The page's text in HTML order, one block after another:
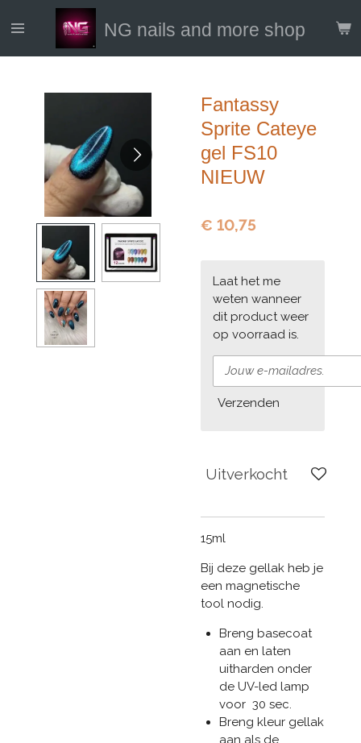
direct
NG nails and more shop
Fantassy
Sprite Cateye
gel FS10
NIEUW
€ 10,75
Laat het me
weten wanneer
dit product weer
op voorraad is.
Verzenden
Uitverkocht
15ml
Bij deze gellak heb je
een magnetische
tool nodig.
Breng basecoat
aan en laten
uitharden onder
de UV-led lamp
voor 30 sec.
Breng kleur gellak